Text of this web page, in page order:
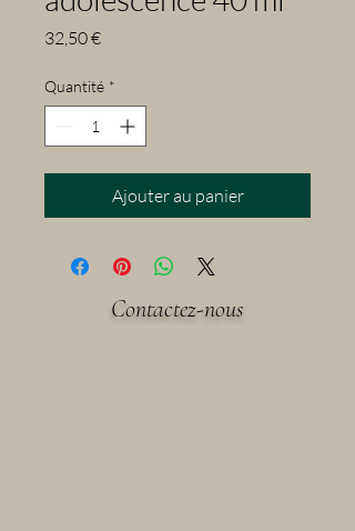
32,50 €Prix
Quantité *
Ajouter au panier
Contactez-nous